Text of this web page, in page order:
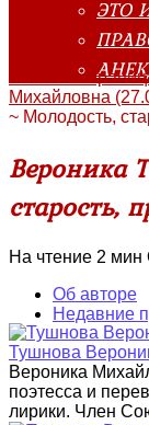
ЭТО
Главная
Михайловна
~ Молодость,
Вероника
старость,
На чтение 2 мин
Об авторе
Недавние
Тушнова
Вероника
поэтесса и
лирики. Член